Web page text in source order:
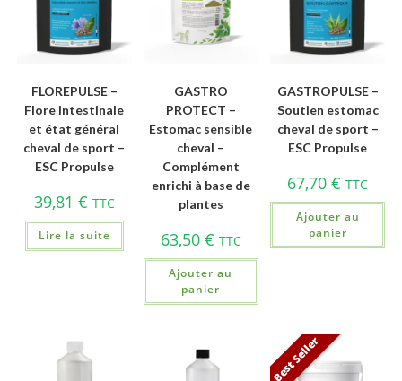
FLOREPULSE –
Flore intestinale
et état général
cheval de sport –
ESC Propulse
39,81 € TTC
Lire la suite
GASTRO
PROTECT –
Estomac sensible
cheval –
Complément
enrichi à base de
plantes
63,50 € TTC
Ajouter au
panier
GASTROPULSE –
Soutien estomac
cheval de sport –
ESC Propulse
67,70€ TTC
Ajouter au
panier
Best Seller